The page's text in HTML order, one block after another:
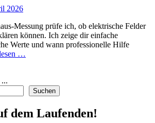
2026
Messung prüfe ich, ob elektrische Felder
können. Ich zeige dir einfache
Werte und wann professionelle Hilfe
…
Was
über
Messungen,
Suchen
dem Laufenden!